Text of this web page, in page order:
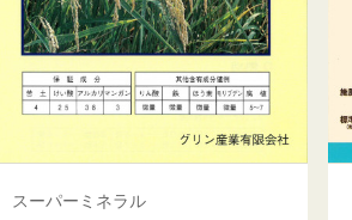
スーパーミネラル